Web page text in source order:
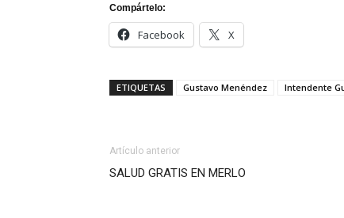
Compártelo:
Facebook X
ETIQUETAS Gustavo Menéndez Intendente
Artículo anterior
SALUD GRATIS EN MERLO